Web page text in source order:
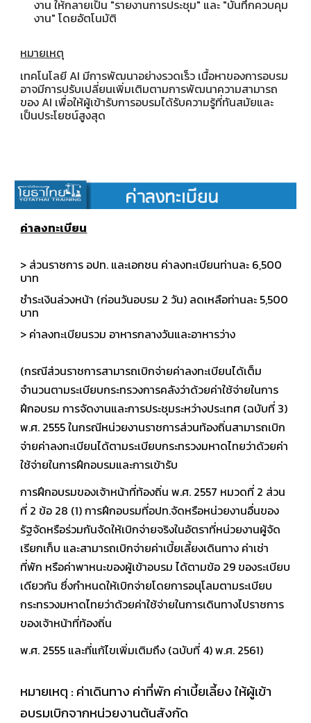
งาน ให้กลายเป็น "รายงานการประชุม" และ "บันทึกควบคุม
งาน" โดยอัตโนมัติ
หมายเหตุ
เทคโนโลยี AI มีการพัฒนาอย่างรวดเร็ว เนื้อหาของการอบรม
อาจมีการปรับเปลี่ยนเพิ่มเติมตามการพัฒนาความสามารถ
ของ AI เพื่อให้ผู้เข้ารับการอบรมได้รับความรู้ที่ทันสมัยและ
เป็นประโยชน์สูงสุด
ค่าลงทะเบียน
> ส่วนราชการ อปท. และเอกชน ค่าลงทะเบียนท่านละ 6,500
บาท
ชำระเงินล่วงหน้า (ก่อนวันอบรม 2 วัน) ลดเหลือท่านละ 5,500
บาท
> ค่าลงทะเบียนรวม อาหารกลางวันและอาหารว่าง
(กรณีส่วนราชการสามารถเบิกจ่ายค่าลงทะเบียนได้เต็ม
จำนวนตามระเบียบกระทรวงการคลังว่าด้วยค่าใช้จ่ายในการ
ฝึกอบรม การจัดงานและการประชุมระหว่างประเทศ (ฉบับที่ 3)
พ.ศ. 2555 ในกรณีหน่วยงานราชการส่วนท้องถิ่นสามารถเบิก
จ่ายค่าลงทะเบียนได้ตามระเบียบกระทรวงมหาดไทยว่าด้วยค่า
ใช้จ่ายในการฝึกอบรมและการเข้ารับ
การฝึกอบรมของเจ้าหน้าที่ท้องถิ่น พ.ศ. 2557 หมวดที่ 2 ส่วน
ที่ 2 ข้อ 28 (1) การฝึกอบรมที่อปท.จัดหรือหน่วยงานอื่นของ
รัฐจัดหรือร่วมกันจัดให้เบิกจ่ายจริงในอัตราที่หน่วยงานผู้จัด
เรียกเก็บ และสามารถเบิกจ่ายค่าเบี้ยเลี้ยงเดินทาง ค่าเช่า
ที่พัก หรือค่าพาหนะของผู้เข้าอบรม ได้ตามข้อ 29 ของระเบียบ
เดียวกัน ซึ่งกำหนดให้เบิกจ่ายโดยการอนุโลมตามระเบียบ
กระทรวงมหาดไทยว่าด้วยค่าใช้จ่ายในการเดินทางไปราชการ
ของเจ้าหน้าที่ท้องถิ่น
พ.ศ. 2555 และที่แก้ไขเพิ่มเติมถึง (ฉบับที่ 4) พ.ศ. 2561)
หมายเหตุ : ค่าเดินทาง ค่าที่พัก ค่าเบี้ยเลี้ยง ให้ผู้เข้า
อบรมเบิกจากหน่วยงานต้นสังกัด